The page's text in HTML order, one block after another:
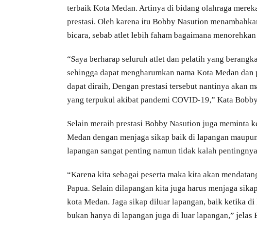
terbaik Kota Medan. Artinya di bidang olahraga
prestasi. Oleh karena itu Bobby Nasution
bicara, sebab atlet lebih faham bagaimana
“Saya berharap seluruh atlet dan pelatih yang
sehingga dapat mengharumkan nama Kota Medan
dapat diraih, Dengan prestasi tersebut nantinya akan
yang terpukul akibat pandemi COVID-19,” Kata
Selain meraih prestasi Bobby Nasution juga meminta
Medan dengan menjaga sikap baik di lapangan
lapangan sangat penting namun tidak kalah
“Karena kita sebagai peserta maka kita akan
Papua. Selain dilapangan kita juga harus menjaga
kota Medan. Jaga sikap diluar lapangan, baik ketika
bukan hanya di lapangan juga di luar lapangan,” jelas